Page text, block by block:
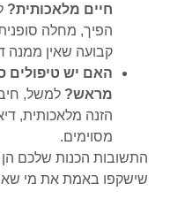
חיים מלאכותית?
הפיך, מחלה
קבועה שאין ממנה
האם יש טיפולים
מראש? למשל,
הזנה מלאכותית,
מסוימים.
התשובות הכנות שלכם הן
שישקפו באמת את מי